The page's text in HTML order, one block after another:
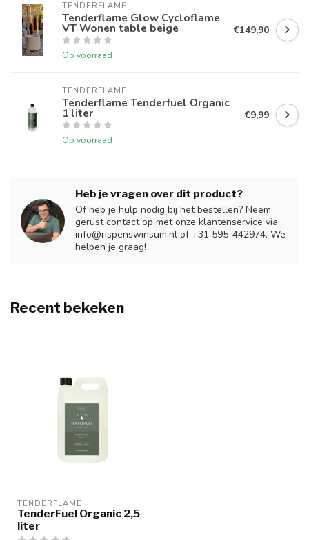
TENDERFLAME
Tenderflame Glow Cycloflame
VT Wonen table beige
Op voorraad
€149,90
TENDERFLAME
Tenderflame Tenderfuel Organic
1 liter
Op voorraad
€9,99
Heb je vragen over dit product?
Of heb je hulp nodig bij het bestellen? Neem
gerust contact op met onze klantenservice via
info@rispenswinsum.nl of +31 595-442974. We
helpen je graag!
Recent bekeken
TENDERFLAME
TenderFuel Organic 2,5
liter